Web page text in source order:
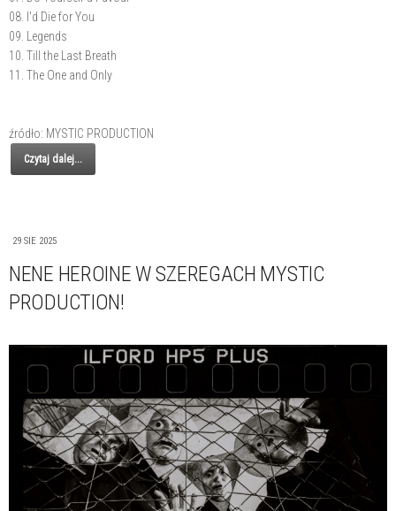
08. I'd Die for You
09. Legends
10. Till the Last Breath
11. The One and Only
źródło: MYSTIC PRODUCTION
Czytaj dalej...
29 SIE 2025
NENE HEROINE W SZEREGACH MYSTIC
PRODUCTION!